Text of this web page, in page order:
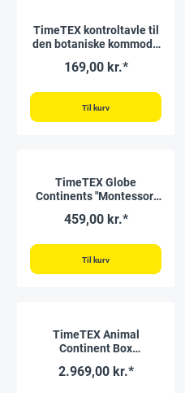
TimeTEX kontroltavle til
den botaniske kommode
169,00 kr.*
Til kurv
TimeTEX Globe
Continents "Montessori
459,00 kr.*
Til kurv
TimeTEX Animal
Continent Box
2.969,00 kr.*